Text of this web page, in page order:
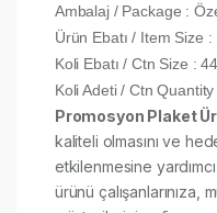
Ambalaj / Package :
Ürün Ebatı / Item Size
Koli Ebatı / Ctn Size :
Koli Adeti / Ctn
Promosyon Plaket
kaliteli olmasını ve
etkilenmesine
ürünü